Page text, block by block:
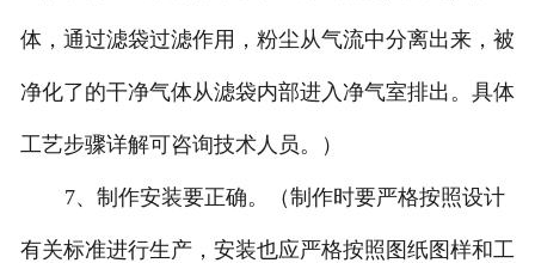
体，通过滤袋过滤作用，粉尘从气流中分离出来，被
净化了的干净气体从滤袋内部进入净气室排出。具体
工艺步骤详解可咨询技术人员。）
7、制作安装要正确。（制作时要严格按照设计
有关标准进行生产，安装也应严格按照图纸图样和工